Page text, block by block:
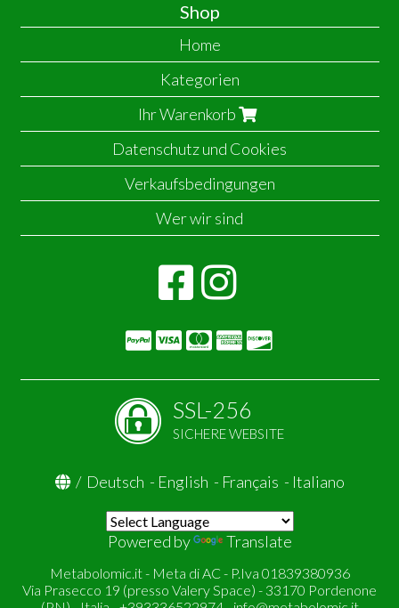
Shop
Home
Kategorien
Ihr Warenkorb
Datenschutz und Cookies
Verkaufsbedingungen
Wer wir sind
SSL-256
SICHERE WEBSITE
/ Deutsch - English - Français - Italiano
Powered by Translate
Metabolomic.it - Meta di AC - P.Iva 01839380936
Via Prasecco 19 (presso Valery Space) - 33170 Pordenone